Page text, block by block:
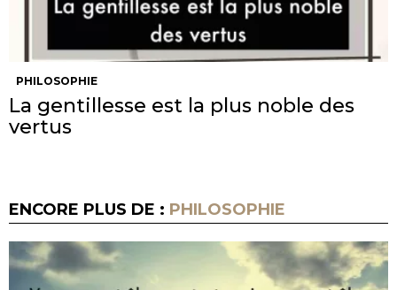
PHILOSOPHIE
La gentillesse est la plus noble des
vertus
ENCORE PLUS DE : PHILOSOPHIE